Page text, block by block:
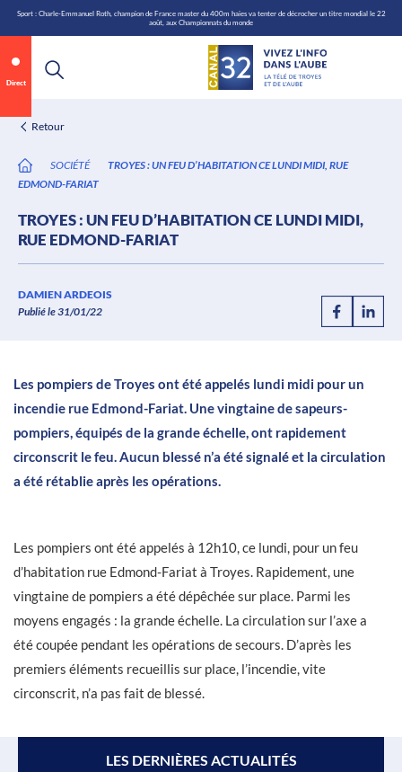
Aller
au
contenu
Sport : Charle-Emmanuel Roth, champion de France master du 400m haies va tenter de décrocher un titre mondial le 22
août, aux Championnats du monde
Direct
Retour
SOCIÉTÉ
TROYES : UN FEU D’HABITATION CE LUNDI MIDI, RUE
EDMOND-FARIAT
TROYES : UN FEU D’HABITATION CE LUNDI MIDI,
RUE EDMOND-FARIAT
DAMIEN ARDEOIS
Publié le 31/01/22
0:07 / 0:12
Les pompiers de Troyes ont été appelés lundi midi pour un
incendie rue Edmond-Fariat. Une vingtaine de sapeurs-
pompiers, équipés de la grande échelle, ont rapidement
circonscrit le feu. Aucun blessé n’a été signalé et la circulation
a été rétablie après les opérations.
Les pompiers ont été appelés à 12h10, ce lundi, pour un feu
d’habitation rue Edmond-Fariat à Troyes. Rapidement, une
vingtaine de pompiers a été dépêchée sur place. Parmi les
moyens engagés : la grande échelle. La circulation sur l’axe a
été coupée pendant les opérations de secours. D’après les
premiers éléments recueillis sur place, l’incendie, vite
circonscrit, n’a pas fait de blessé.
LES DERNIÈRES ACTUALITÉS